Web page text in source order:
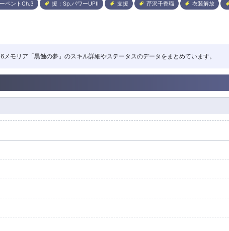
ペントCh.3 援：Sp.パワーUPII 支援 芹沢千香瑠 衣装解放
モリア「黒蝕の夢」のスキル詳細やステータスのデータをまとめています。